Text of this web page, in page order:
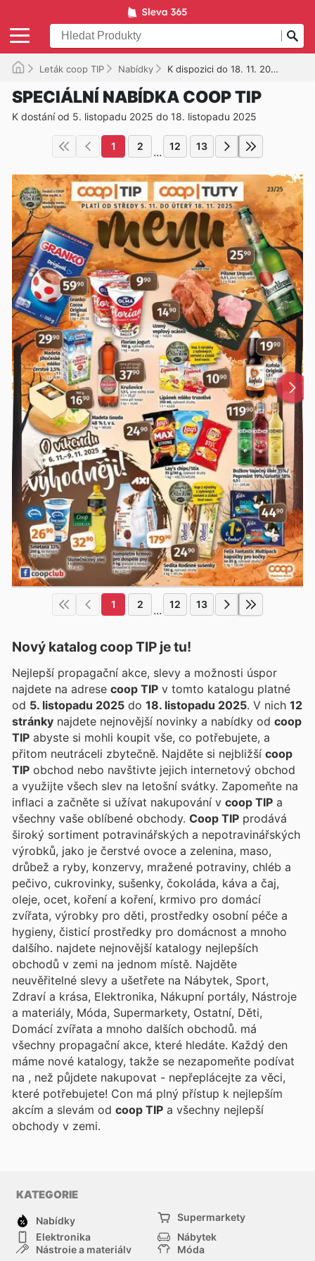
Leták coop TIP Nabídky K dispozici do 18. 11. 2025
SPECIÁLNÍ NABÍDKA COOP TIP
K dostání od 5. listopadu 2025 do 18. listopadu 2025
1 2 ... 12 13
1 2 ... 12 13
Nový katalog coop TIP je tu!
Nejlepší propagační akce, slevy a možnosti úspor
najdete na adrese coop TIP v tomto katalogu platné
od 5. listopadu 2025 do 18. listopadu 2025 . V nich 12
stránky najdete nejnovější novinky a nabídky od coop
TIP abyste si mohli koupit vše, co potřebujete, a
přitom neutráceli zbytečně. Najděte si nejbližší coop
TIP obchod nebo navštivte jejich internetový obchod
a využijte všech slev na letošní svátky. Zapomeňte na
inflaci a začněte si užívat nakupování v coop TIP a
všechny vaše oblíbené obchody. Coop TIP prodává
široký sortiment potravinářských a nepotravinářských
výrobků, jako je čerstvé ovoce a zelenina, maso,
drůbež a ryby, konzervy, mražené potraviny, chléb a
pečivo, cukrovinky, sušenky, čokoláda, káva a čaj,
oleje, ocet, koření a koření, krmivo pro domácí
zvířata, výrobky pro děti, prostředky osobní péče a
hygieny, čisticí prostředky pro domácnost a mnoho
dalšího. najdete nejnovější katalogy nejlepších
obchodů v zemi na jednom místě. Najděte
neuvěřitelné slevy a ušetřete na Nábytek, Sport,
Zdraví a krása, Elektronika, Nákupní portály, Nástroje
a materiály, Móda, Supermarkety, Ostatní, Děti,
Domácí zvířata a mnoho dalších obchodů. má
všechny propagační akce, které hledáte. Každý den
máme nové katalogy, takže se nezapomeňte podívat
na , než půjdete nakupovat - nepřeplácejte za věci,
které potřebujete! Con má plný přístup k nejlepším
akcím a slevám od coop TIP a všechny nejlepší
obchody v zemi.
KATEGORIE
Nabídky
Supermarkety
Elektronika
Nábytek
Nástroje a materiály
Móda